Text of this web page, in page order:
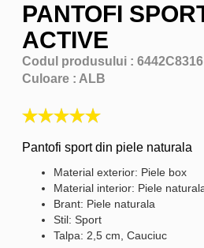
PANTOFI
ACTIVE
Codul produsului : 6442C8316
Culoare : ALB
Pantofi sport din piele naturala
Material exterior: Piele box
Material interior: Piele
Brant: Piele naturala
Stil: Sport
Talpa: 2,5 cm, Cauciuc